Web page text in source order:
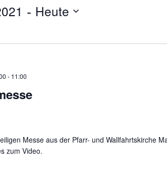
- Heute
- 11:00
Messe aus der Pfarr- und Wallfahrtskirche
zum Video.